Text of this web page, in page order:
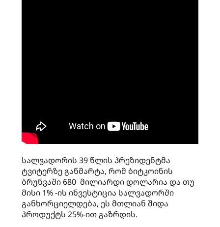
სალვადორის 39 წლის პრეზიდენტმა
ტვიტერზე განმარტა, რომ ბიტკოინის
ბრუნვაში 680 მილიარდი დოლარია და თუ
მისი 1% -ის ინვესტიცია სალვადორში
განხორციელდება, ეს მთლიან შიდა
პროდუქტს 25%-ით გაზრდის.